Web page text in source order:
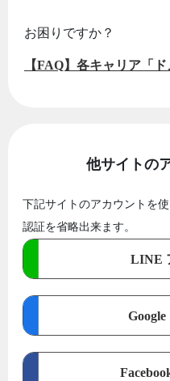
お困りですか？
【FAQ】各キャリア「
他サイトの
下記サイトのアカウントを
認証を省略出来ます。
LINE